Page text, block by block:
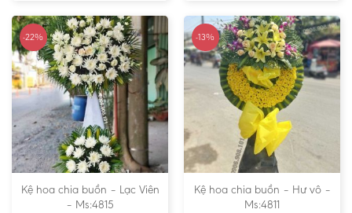
-22%
Kệ hoa chia buồn – Lạc Viên
– Ms:4815
-13%
Kệ hoa chia buồn – Hư vô –
Ms:4811